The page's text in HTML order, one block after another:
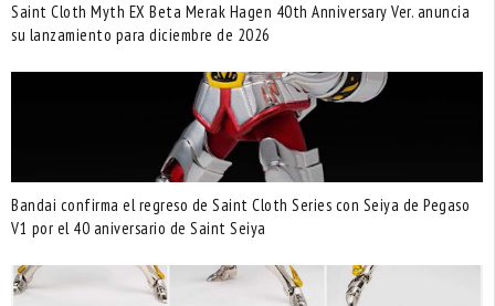
Saint Cloth Myth EX Beta Merak Hagen 40th Anniversary Ver. anuncia
su lanzamiento para diciembre de 2026
Bandai confirma el regreso de Saint Cloth Series con Seiya de Pegaso
V1 por el 40 aniversario de Saint Seiya